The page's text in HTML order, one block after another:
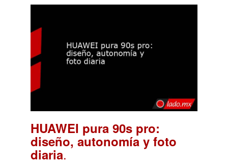
HUAWEI pura 90s pro:
diseño, autonomía y foto
diaria.